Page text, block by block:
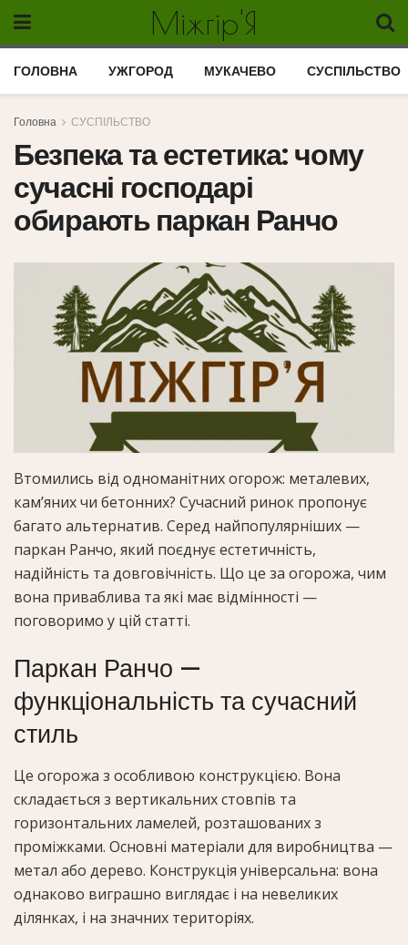
Міжгір'Я
ГОЛОВНА УЖГОРОД МУКАЧЕВО СУСПІЛЬСТВО
Головна СУСПІЛЬСТВО
Безпека та естетика: чому
сучасні господарі
обирають паркан Ранчо
Втомились від одноманітних огорож: металевих,
кам’яних чи бетонних? Сучасний ринок пропонує
багато альтернатив. Серед найпопулярніших —
паркан Ранчо, який поєднує естетичність,
надійність та довговічність. Що це за огорожа, чим
вона приваблива та які має відмінності —
поговоримо у цій статті.
Паркан Ранчо —
функціональність та сучасний
стиль
Це огорожа з особливою конструкцією. Вона
складається з вертикальних стовпів та
горизонтальних ламелей, розташованих з
проміжками. Основні матеріали для виробництва —
метал або дерево. Конструкція універсальна: вона
однаково виграшно виглядає і на невеликих
ділянках, і на значних територіях.